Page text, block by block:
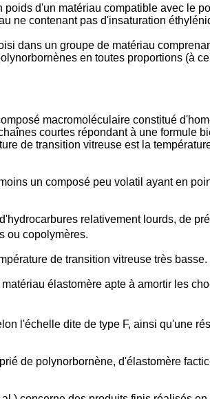
d'un matériau compatible avec le
ne contenant pas d'insaturation
dans un groupe de matériau
en toutes proportions (à
macromoléculaire constitué
courtes répondant à une formule
de transition vitreuse est la
un composé peu volatil ayant en
relativement lourds, de
ou copolymères.
de transition vitreuse très basse.
élastomère apte à amortir les
l'échelle dite de type F, ainsi qu'une
de polynorbornène, d'élastomère